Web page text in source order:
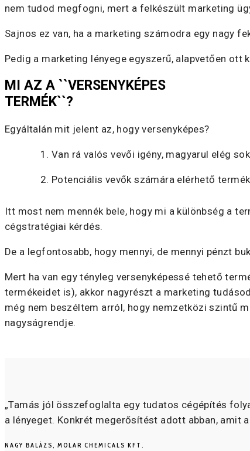
nem tudod megfogni, mert a felkészült marketing
Sajnos ez van, ha a marketing számodra egy nagy
Pedig a marketing lényege egyszerű, alapvetően
MI AZ A ``VERSENYKÉPES
TERMÉK``?
Egyáltalán mit jelent az, hogy versenyképes?
Van rá valós vevői igény, magyarul elég
Potenciális vevők számára elérhető
Itt most nem mennék bele, hogy mi a különbség a
cégstratégiai kérdés.
De a legfontosabb, hogy mennyi, de mennyi pénzt
Mert ha van egy tényleg versenyképessé tehető
termékeidet is), akkor nagyrészt a marketing
még nem beszéltem arról, hogy nemzetközi szintű
nagyságrendje.
„Tamás jól összefoglalta egy tudatos cégépítés
a lényeget. Konkrét megerősítést adott abban, amit
NAGY BALÁZS, MOLAR CHEMICALS KFT.